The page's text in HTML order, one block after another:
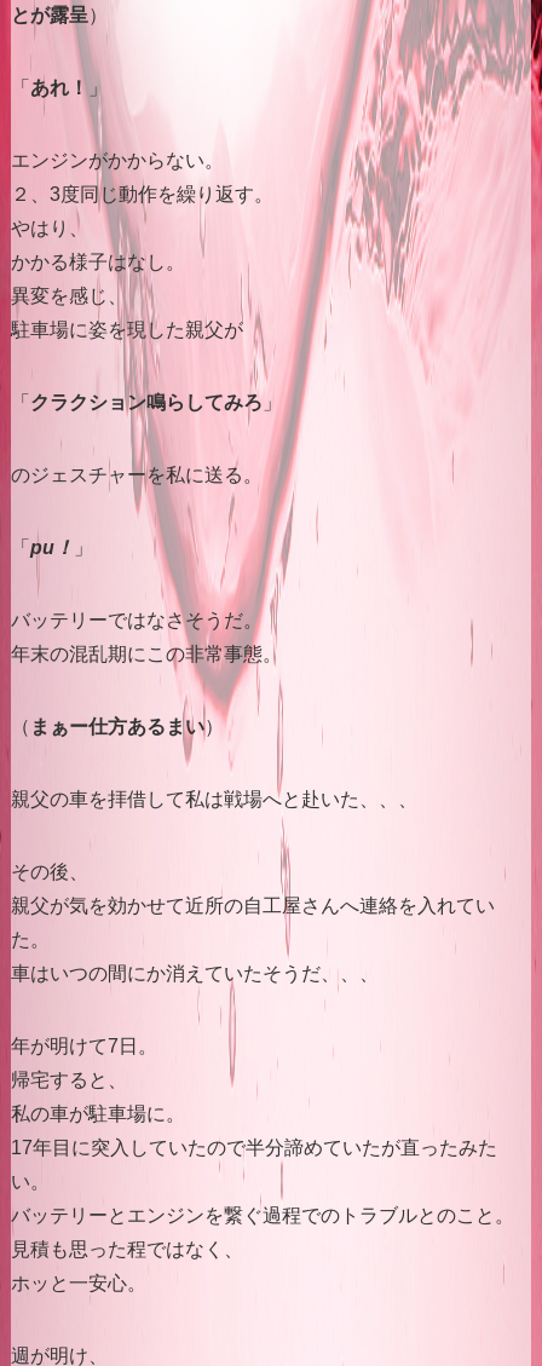
とが露呈）
「 あれ！ 」
エンジンがかからない。
２、3度同じ動作を繰り返す。
やはり、
かかる様子はなし。
異変を感じ、
駐車場に姿を現した親父が
「 クラクション鳴らしてみろ 」
のジェスチャーを私に送る。
「 pu！ 」
バッテリーではなさそうだ。
年末の混乱期にこの非常事態。
（ まぁー仕方あるまい）
親父の車を拝借して私は戦場へと赴いた、、、
その後、
親父が気を効かせて近所の自工屋さんへ連絡を入れてい
た。
車はいつの間にか消えていたそうだ、、、
年が明けて7日。
帰宅すると、
私の車が駐車場に。
17年目に突入していたので半分諦めていたが直ったみた
い。
バッテリーとエンジンを繋ぐ過程でのトラブルとのこと。
見積も思った程ではなく、
ホッと一安心。
週が明け、